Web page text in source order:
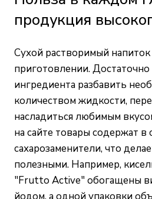
продукция
Сухой растворимый
приготовлении.
ингредиента разбавить
количеством жидкости,
насладиться любимым
на сайте товары содержат в
сахарозаменители, что
полезными. Например,
"Frutto Active" обогащены